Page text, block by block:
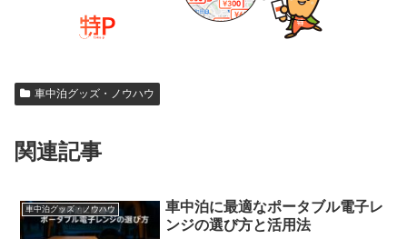
車中泊グッズ・ノウハウ
関連記事
車中泊グッズ・ノウハウ
車中泊に最適なポータブル電子レ
ンジの選び方と活用法